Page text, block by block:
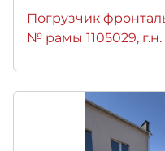
Погрузчик
№ рамы 1105029,